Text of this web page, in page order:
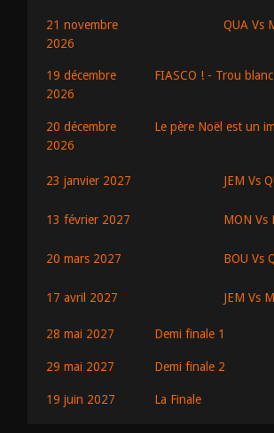
21 novembre
2026
QUA Vs
19 décembre
2026
FIASCO ! - Trou blanc
20 décembre
2026
Le père Noël est un
23 janvier 2027 JEM Vs
13 février 2027 MON Vs
20 mars 2027 BOU Vs
17 avril 2027 JEM Vs
28 mai 2027 Demi finale 1
29 mai 2027 Demi finale 2
19 juin 2027 La Finale